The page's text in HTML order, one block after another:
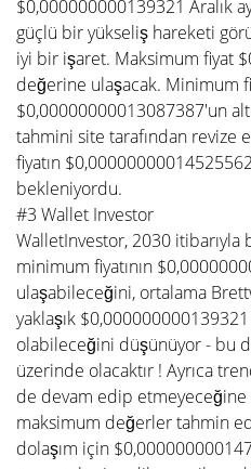
$0,000000000139321 Aralık
güçlü bir yükseliş hareketi
iyi bir işaret. Maksimum fiyat
değerine ulaşacak. Minimum
$0,00000000013087387'un
tahmini site tarafından revize
fiyatın
bekleniyordu.
#3 Wallet Investor
WalletInvestor, 2030 itibarıyla
minimum fiyatının
ulaşabileceğini, ortalama
yaklaşık
olabileceğini düşünüyor - bu
üzerinde olacaktır ! Ayrıca
de devam edip etmeyeceğine
maksimum değerler tahmin
dolaşım için